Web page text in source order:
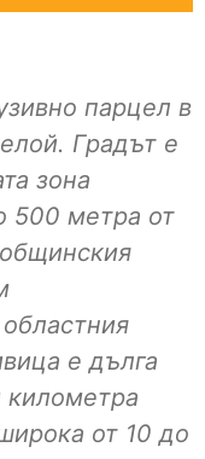
парцел в
Градът е
зона
500 метра от
е дълга
километра
от 10 до